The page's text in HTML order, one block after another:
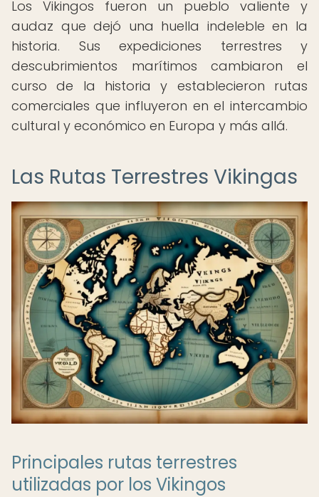
Los Vikingos fueron un pueblo valiente y
audaz que dejó una huella indeleble en la
historia. Sus expediciones terrestres y
descubrimientos marítimos cambiaron el
curso de la historia y establecieron rutas
comerciales que influyeron en el intercambio
cultural y económico en Europa y más allá.
Las Rutas Terrestres Vikingas
Principales rutas terrestres
utilizadas por los Vikingos